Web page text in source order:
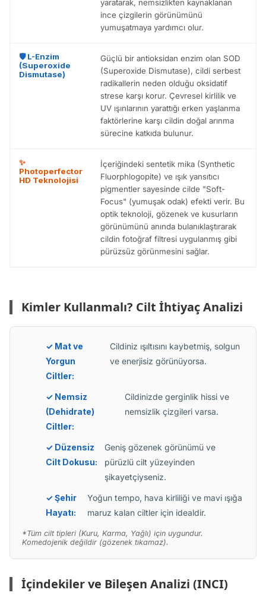
yaratarak, nemsizlikten kaynaklanan
ince çizgilerin görünümünü
yumuşatmaya yardımcı olur.
🛡️ L-Enzim
(Superoxide
Dismutase)
Güçlü bir antioksidan enzim olan SOD
(Superoxide Dismutase), cildi serbest
radikallerin neden olduğu oksidatif
strese karşı korur. Çevresel kirlilik ve
UV ışınlarının yarattığı erken yaşlanma
faktörlerine karşı cildin doğal arınma
sürecine katkıda bulunur.
✨
Photoperfector
HD Teknolojisi
İçeriğindeki sentetik mika (Synthetic
Fluorphlogopite) ve ışık yansıtıcı
pigmentler sayesinde cilde "Soft-
Focus" (yumuşak odak) efekti verir. Bu
optik teknoloji, gözenek ve kusurların
görünümünü anında bulanıklaştırarak
cildin fotoğraf filtresi uygulanmış gibi
pürüzsüz görünmesini sağlar.
Kimler Kullanmalı? Cilt İhtiyaç Analizi
✓ Mat ve
Yorgun
Ciltler:
Cildiniz ışıltısını kaybetmiş, solgun
ve enerjisiz görünüyorsa.
✓ Nemsiz
(Dehidrate)
Ciltler:
Cildinizde gerginlik hissi ve
nemsizlik çizgileri varsa.
✓ Düzensiz
Cilt Dokusu:
Geniş gözenek görünümü ve
pürüzlü cilt yüzeyinden
şikayetçiyseniz.
✓ Şehir
Hayatı:
Yoğun tempo, hava kirliliği ve mavi ışığa
maruz kalan ciltler için idealdir.
*Tüm cilt tipleri (Kuru, Karma, Yağlı) için uygundur.
Komedojenik değildir (gözenek tıkamaz).
İçindekiler ve Bileşen Analizi (INCI)